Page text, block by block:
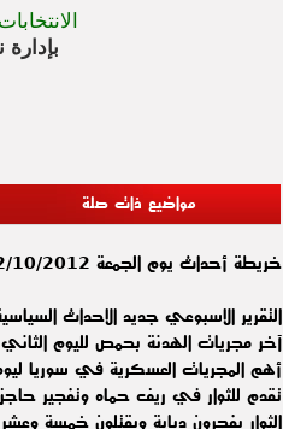
مواضيع ذات صلة
خريطة أحداث يوم الجمعة 12/10/2012
التقرير الاسبوعي جديد الاحداث السياسية ,
آخر مجريات الهدنة بحمص لليوم الثاني
أهم المجريات العسكرية في سوريا ليوم الأحد
تقدم للثوار في ريف حماه وتفجير
الثوار يفجرون دبابة ويقتلون خمسة